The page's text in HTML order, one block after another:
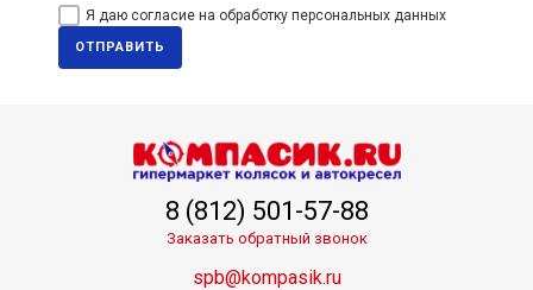
Я даю согласие на обработку персональных данных
ОТПРАВИТЬ
8 (812) 501-57-88
Заказать обратный звонок
spb@kompasik.ru